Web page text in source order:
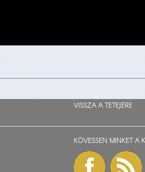
VISSZA A TETEJÉRE
KÖVESSEN MINKET A